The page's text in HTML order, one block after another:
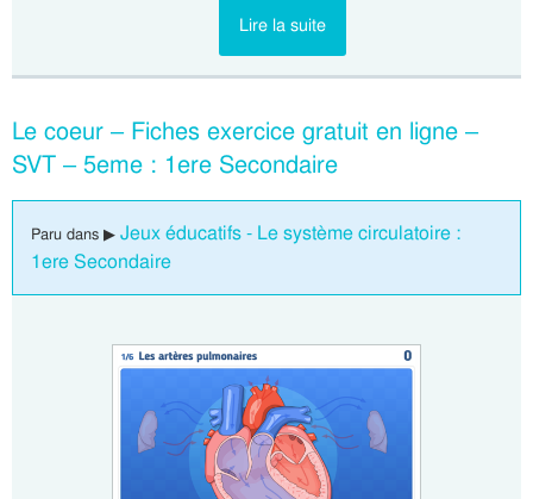
Lire la suite
Le coeur – Fiches exercice gratuit en ligne –
SVT – 5eme : 1ere Secondaire
Paru dans ▶ Jeux éducatifs - Le système circulatoire :
1ere Secondaire